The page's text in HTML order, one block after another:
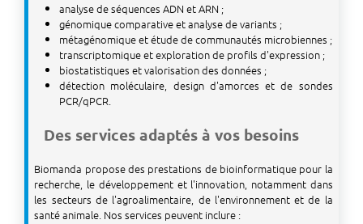
analyse de séquences ADN et ARN ;
génomique comparative et analyse de variants ;
métagénomique et étude de communautés microbiennes ;
transcriptomique et exploration de profils d'expression ;
biostatistiques et valorisation des données ;
détection moléculaire, design d'amorces et de sondes
PCR/qPCR.
Des services adaptés à vos besoins
Biomanda propose des prestations de bioinformatique pour la
recherche, le développement et l'innovation, notamment dans
les secteurs de l'agroalimentaire, de l'environnement et de la
santé animale. Nos services peuvent inclure :